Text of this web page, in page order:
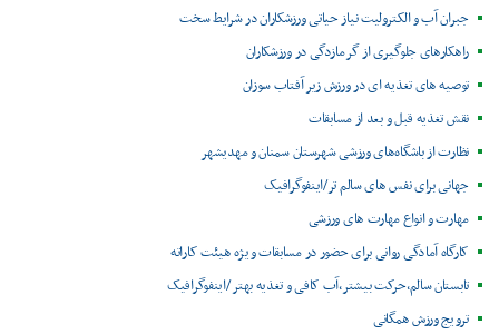
جبران آب و الکترولیت نیاز حیاتی ورزشکاران در شرایط سخت
راهکارهای جلوگیری از گرمازدگی در ورزشکاران
توصیه های تغذیه ای در ورزش زیر آفتاب سوزان
نقش تغذیه قبل و بعد از مسابقات
نظارت از باشگاه‌های ورزشی شهرستان سمنان و مهدیشهر
جهانی برای نفس های سالم تر/اینفوگرافیک
مهارت و انواع مهارت های ورزشی
کارگاه آمادگی روانی برای حضور در مسابقات ویژه هیئت کاراته
تابستان سالم،حرکت بیشتر،آب کافی و تغذیه بهتر /اینفوگرافیک
ترویج ورزش همگانی